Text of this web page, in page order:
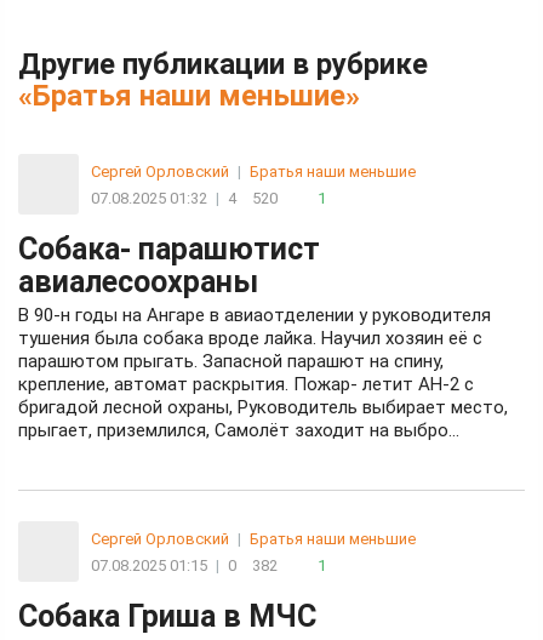
Другие публикации в рубрике
«Братья наши меньшие»
Сергей Орловский | Братья наши меньшие
07.08.2025 01:32 | 4 520 1
Собака- парашютист
авиалесоохраны
В 90-н годы на Ангаре в авиаотделении у руководителя
тушения была собака вроде лайка. Научил хозяин её с
парашютом прыгать. Запасной парашют на спину,
крепление, автомат раскрытия. Пожар- летит АН-2 с
бригадой лесной охраны, Руководитель выбирает место,
прыгает, приземлился, Самолёт заходит на выбро...
Сергей Орловский | Братья наши меньшие
07.08.2025 01:15 | 0 382 1
Собака Гриша в МЧС